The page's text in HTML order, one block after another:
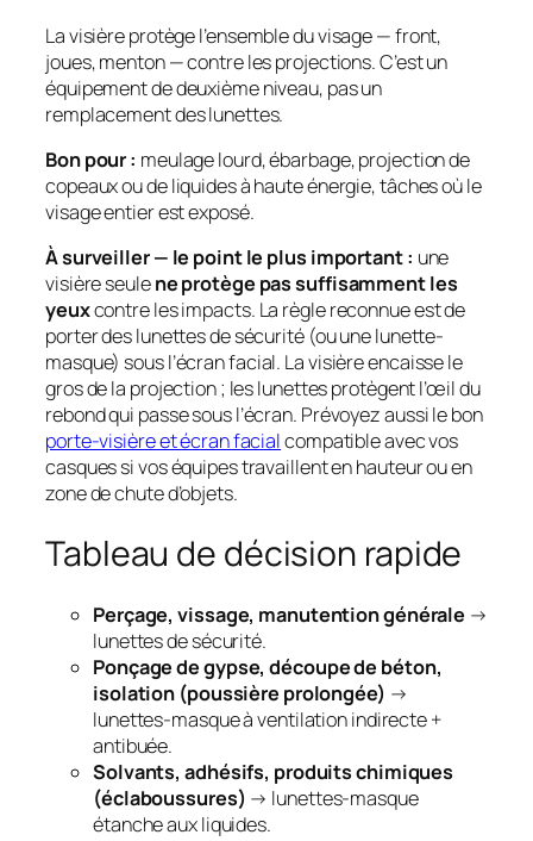
La visière protègel’ensemble du visage— front,
joues, menton — contre les projections. C’est un
équipement de deuxième niveau, pas un
remplacement des lunettes.
Bon pour : meulage lourd, ébarbage, projection de
copeaux ou de liquides à haute énergie, tâches où le
visage entier est exposé.
À surveiller — le point le plus important : une
visière seulene protège pas suffisamment les
yeuxcontre les impacts. La règle reconnue est de
porter des lunettes de sécurité (ou une lunette-
masque) sousl’écran facial. La visière encaisse le
gros de la projection ; les lunettes protègent l’œil du
rebond qui passe sous l’écran. Prévoyez aussi le bon
porte-visière et écran facialcompatible avec vos
casques si vos équipes travaillent en hauteur ou en
zone de chute d’objets.
Tableau de décision rapide
Perçage, vissage, manutention générale →
lunettes de sécurité.
Ponçage de gypse, découpe de béton,
isolation (poussière prolongée) →
lunettes-masque à ventilation indirecte +
antibuée.
Solvants, adhésifs, produits chimiques
(éclaboussures) → lunettes-masque
étanche aux liquides.